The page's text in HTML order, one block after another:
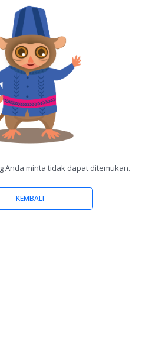
Anda minta tidak dapat ditemukan.
KEMBALI